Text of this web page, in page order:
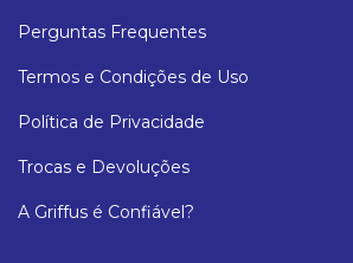
Perguntas Frequentes
Termos e Condições de Uso
Política de Privacidade
Trocas e Devoluções
A Griffus é Confiável?